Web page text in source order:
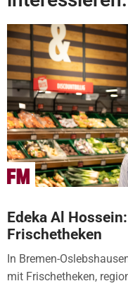
Edeka Al
Frischetheken
In Bremen-
mit Frischetheken,